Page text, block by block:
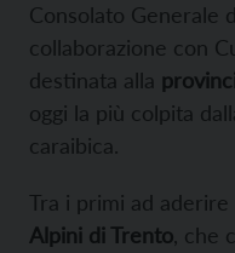
Consolato Generale
collaborazione con
destinata alla
oggi la più colpita
caraibica.
Tra i primi ad
Alpini di Trento , che